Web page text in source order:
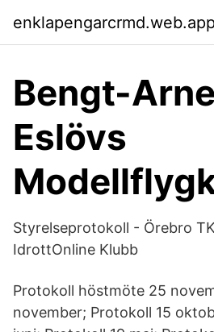
Bengt-
Eslövs
Styrelseprotokoll - Örebro
IdrottOnline Klubb
Protokoll höstmöte 25
november; Protokoll 15